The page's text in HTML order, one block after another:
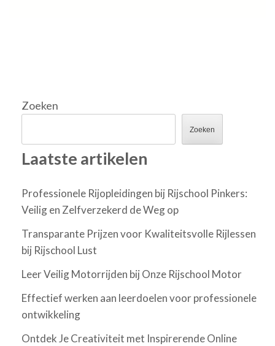
Zoeken
Zoeken
Laatste artikelen
Professionele Rijopleidingen bij Rijschool Pinkers:
Veilig en Zelfverzekerd de Weg op
Transparante Prijzen voor Kwaliteitsvolle Rijlessen
bij Rijschool Lust
Leer Veilig Motorrijden bij Onze Rijschool Motor
Effectief werken aan leerdoelen voor professionele
ontwikkeling
Ontdek Je Creativiteit met Inspirerende Online